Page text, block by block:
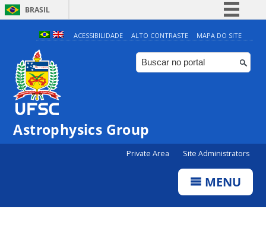
BRASIL
Simplifique!
Comunica BR
Participe
ACESSIBILIDADE ALTO CONTRASTE MAPA DO SITE
Astrophysics Group
Private Area Site Administrators
MENU